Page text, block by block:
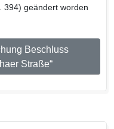
394) geändert worden
Beschluss
Straße“